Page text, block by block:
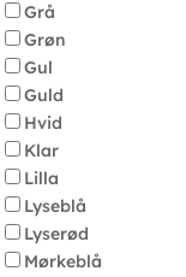
Grå
Grøn
Gul
Guld
Hvid
Klar
Lilla
Lyseblå
Lyserød
Mørkeblå